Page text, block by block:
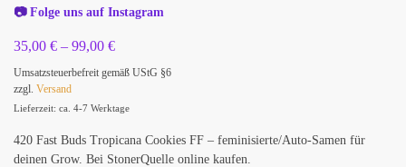
📷Folge uns auf Instagram
35,00 € – 99,00 €
Umsatzsteuerbefreit gemäß UStG §6
zzgl. Versand
Lieferzeit: ca. 4-7 Werktage
420 Fast Buds Tropicana Cookies FF – feminisierte/Auto-Samen für
deinen Grow. Bei StonerQuelle online kaufen.